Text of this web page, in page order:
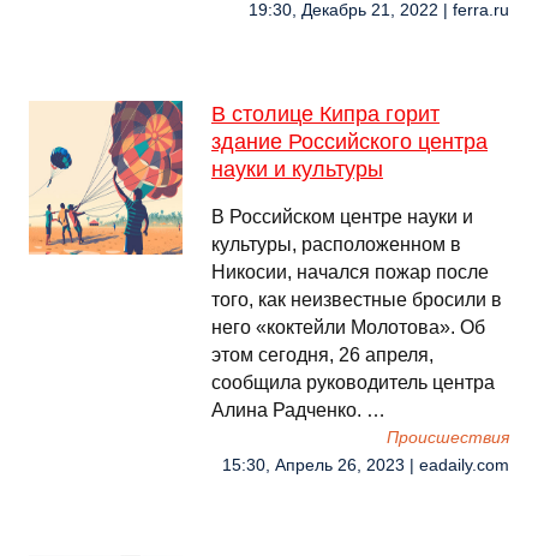
19:30, Декабрь 21, 2022 | ferra.ru
В столице Кипра горит
здание Российского центра
науки и культуры
В Российском центре науки и
культуры, расположенном в
Никосии, начался пожар после
того, как неизвестные бросили в
него «коктейли Молотова». Об
этом сегодня, 26 апреля,
сообщила руководитель центра
Алина Радченко. …
Происшествия
15:30, Апрель 26, 2023 | eadaily.com